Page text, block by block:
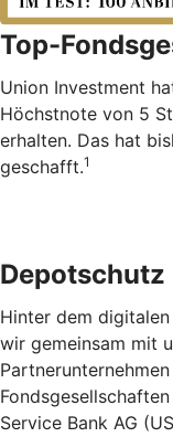
Top-
Union Investment
Höchstnote von 5
erhalten. Das hat
geschafft.1
Depotschutz
Hinter dem
wir gemeinsam mit
Service Bank AG